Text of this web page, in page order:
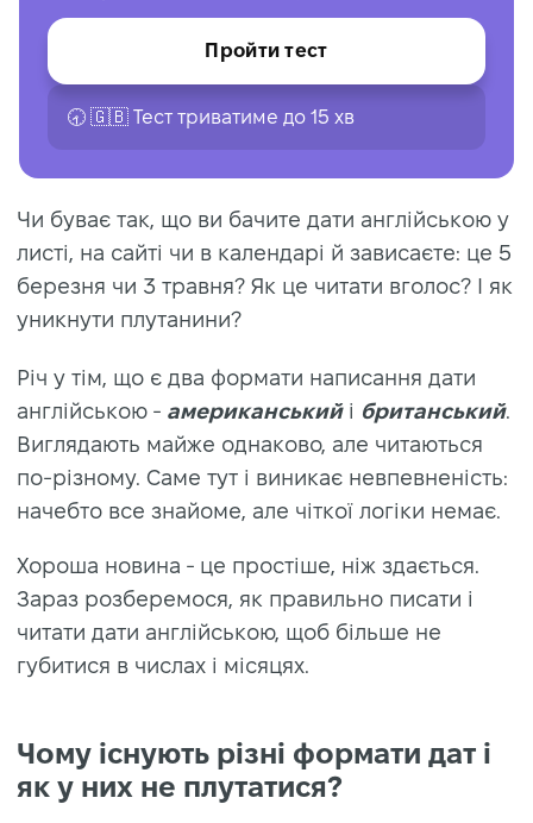
Пройти тест
🕣 🇬🇧 Тест триватиме до 15 хв
Чи буває так, що ви бачите дати англійською у
листі, на сайті чи в календарі й зависаєте: це 5
березня чи 3 травня? Як це читати вголос? І як
уникнути плутанини?
Річ у тім, що є два формати написання дати
англійською - американський і британський.
Виглядають майже однаково, але читаються
по-різному. Саме тут і виникає невпевненість:
начебто все знайоме, але чіткої логіки немає.
Хороша новина - це простіше, ніж здається.
Зараз розберемося, як правильно писати і
читати дати англійською, щоб більше не
губитися в числах і місяцях.
Чому існують різні формати дат і
як у них не плутатися?